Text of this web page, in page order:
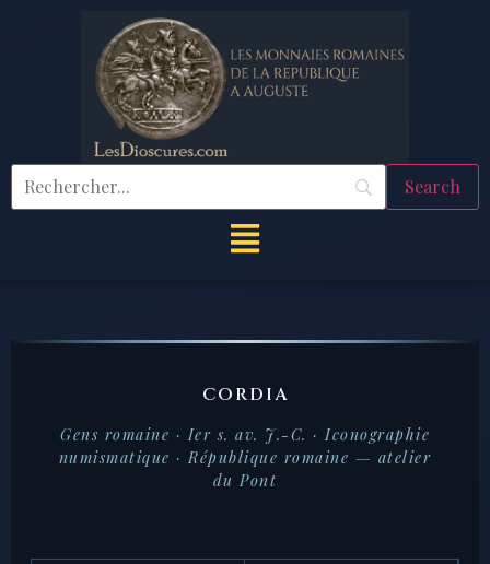
CORDIA
Gens romaine · Ier s. av. J.-C. · Iconographie
numismatique · République romaine — atelier
du Pont